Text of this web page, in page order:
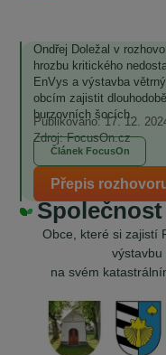
Ondřej Doležal v
hrozbu kritického
EnVys a výstavba
obcím zajistit
burzovních šocích.
Publikováno: 17. 12.
Zdroj: FocusOn.cz
Článek FocusOn
Přepis
Obce, které si zajistí
na svém